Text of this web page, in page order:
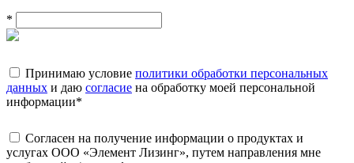
*
Принимаю условие политики обработки персональных
данных и даю согласие на обработку моей персональной
информации*
Согласен на получение информации о продуктах и
услугах ООО «Элемент Лизинг», путем направления мне